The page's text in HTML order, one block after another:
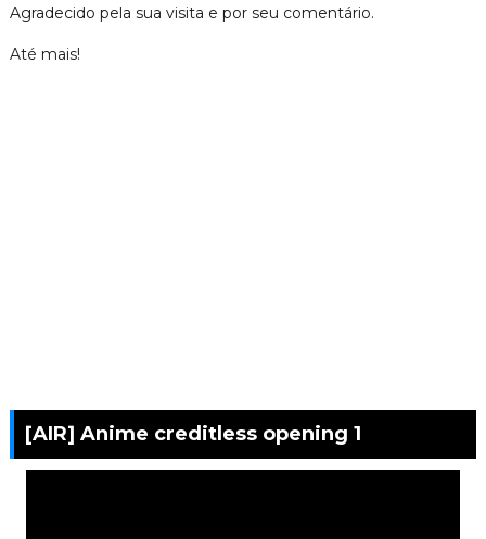
Agradecido pela sua visita e por seu comentário.
Até mais!
[AIR] Anime creditless opening 1